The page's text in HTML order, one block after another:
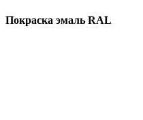
Покраска эмаль RAL